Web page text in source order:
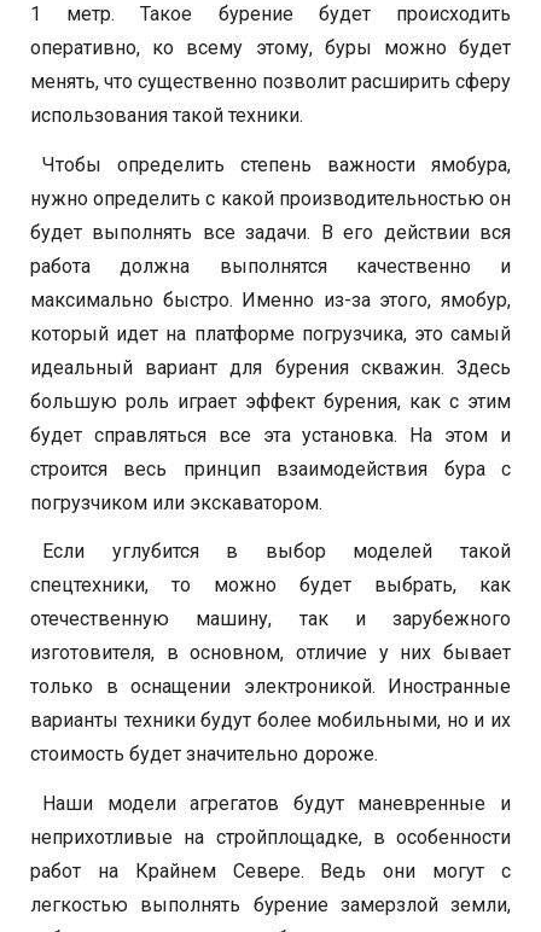
1 метр. Такое бурение будет происходить
оперативно, ко всему этому, буры можно будет
менять, что существенно позволит расширить сферу
использования такой техники.
Чтобы определить степень важности ямобура,
нужно определить с какой производительностью он
будет выполнять все задачи. В его действии вся
работа должна выполнятся качественно и
максимально быстро. Именно из-за этого, ямобур,
который идет на платформе погрузчика, это самый
идеальный вариант для бурения скважин. Здесь
большую роль играет эффект бурения, как с этим
будет справляться все эта установка. На этом и
строится весь принцип взаимодействия бура с
погрузчиком или экскаватором.
Если углубится в выбор моделей такой
спецтехники, то можно будет выбрать, как
отечественную машину, так и зарубежного
изготовителя, в основном, отличие у них бывает
только в оснащении электроникой. Иностранные
варианты техники будут более мобильными, но и их
стоимость будет значительно дороже.
Наши модели агрегатов будут маневренные и
неприхотливые на стройплощадке, в особенности
работ на Крайнем Севере. Ведь они могут с
легкостью выполнять бурение замерзлой земли,